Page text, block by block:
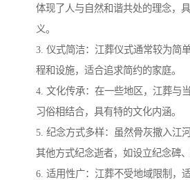
体现了人与自然和谐共处的理念，
义。
3. 仪式简洁：江葬仪式通常较为简
程和设施，适合追求简约的家庭。
4. 文化传承：在一些地区，江葬与
习俗相结合，具有特的文化内涵。
5. 纪念方式多样：虽然骨灰撒入江
其他方式纪念逝者，如设立纪念碑
6. 适用性广：江葬不受地域限制，